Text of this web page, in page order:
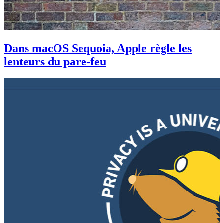
Dans macOS Sequoia, Apple règle les
lenteurs du pare-feu